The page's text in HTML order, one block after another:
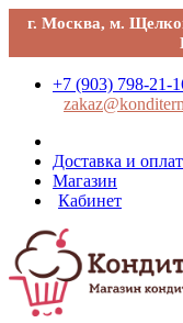
г. Москва, м.
+7 (903) 798-21-
Доставка и
Магазин
Кабинет